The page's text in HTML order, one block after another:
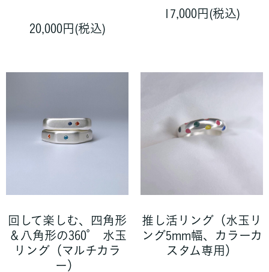
20,000円(税込)
17,000円(税込)
回して楽しむ、四角形
＆八角形の360° 水玉
リング（マルチカラ
ー）
推し活リング（水玉リ
ング5mm幅、カラーカ
スタム専用）